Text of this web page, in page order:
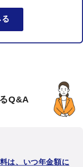
Q&A
は、いつ年金額に